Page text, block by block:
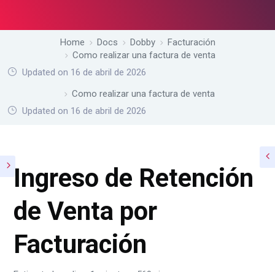
Home Docs Dobby
Facturación
Como realizar una factura de venta
Updated on 16 de abril de 2026
Como realizar una factura de venta
Updated on 16 de abril de 2026
Ingreso de Retención
de Venta por
Facturación